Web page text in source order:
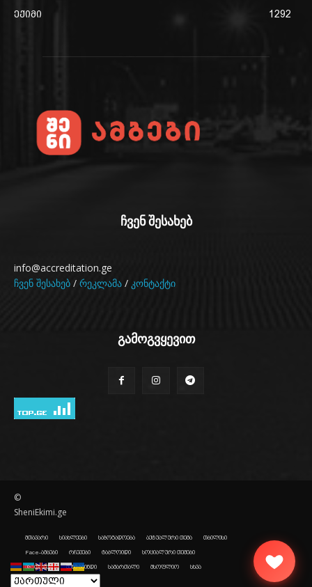
ექიმი
1292
ჩვენ შესახებ
info@accreditation.ge
ჩვენ შესახებ / რეკლამა / კონტაქტი
გამოგვყევით
©
SheniEkimi.ge
მთავარი სიახლეები საზოგადოება აქტუალური თემა თბილისი
Face-ამბები რჩევები ტაბლოიდი სოციალური თემები
ისტორიები შენი ამინდი სამართალი მსოფლიო სხვა
შენი რადიო